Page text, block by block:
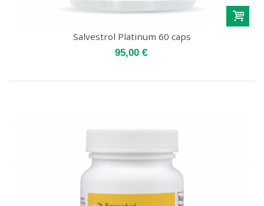
Salvestrol Platinum 60 caps
95,00 €